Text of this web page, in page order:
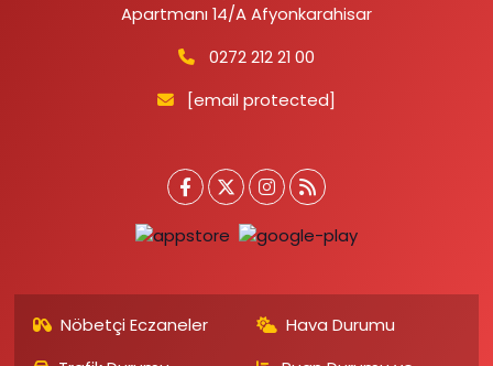
Apartmanı 14/A Afyonkarahisar
0272 212 21 00
[email protected]
Nöbetçi Eczaneler
Hava Durumu